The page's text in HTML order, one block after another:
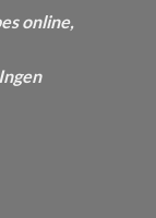
online,